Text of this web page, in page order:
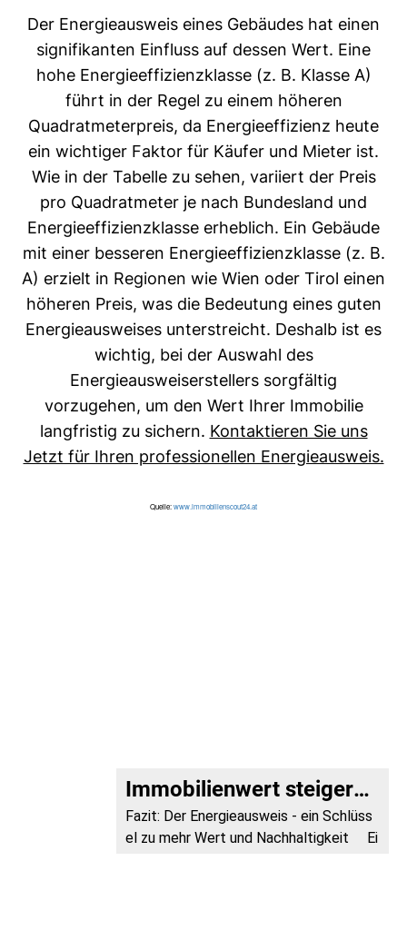
Der Energieausweis eines Gebäudes hat einen
signifikanten Einfluss auf dessen Wert. Eine
hohe Energieeffizienzklasse (z. B. Klasse A)
führt in der Regel zu einem höheren
Quadratmeterpreis, da Energieeffizienz heute
ein wichtiger Faktor für Käufer und Mieter ist.
Wie in der Tabelle zu sehen, variiert der Preis
pro Quadratmeter je nach Bundesland und
Energieeffizienzklasse erheblich. Ein Gebäude
mit einer besseren Energieeffizienzklasse (z. B.
A) erzielt in Regionen wie Wien oder Tirol einen
höheren Preis, was die Bedeutung eines guten
Energieausweises unterstreicht. Deshalb ist es
wichtig, bei der Auswahl des
Energieausweiserstellers sorgfältig
vorzugehen, um den Wert Ihrer Immobilie
langfristig zu sichern. Kontaktieren Sie uns
Jetzt für Ihren professionellen Energieausweis.
Quelle:www.immobilienscout24.at
Immobilienwert steigern Teil 6.: Das Fazit
Fazit: Der Energieausweis - ein Schlüss
el zu mehr Wert und Nachhaltigkeit Ei